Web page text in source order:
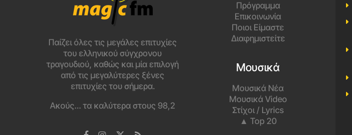
Παίζει όλες τις μεγάλες επιτυχίες
του ελληνικού σύγχρονου
τραγουδιού, καθώς και μία επιλογή
από τις μεγαλύτερες ξένες
επιτυχίες του σήμερα.
Ακούς… τα καλύτερα στους 98,2
Πρόγραμμα
Επικοινωνία
Ποιοι Είμαστε
Διαφημιστείτε
Μουσικά
Μουσικά Νέα
Μουσικά Video
Στίχοι / Lyrics
▲ Top 20